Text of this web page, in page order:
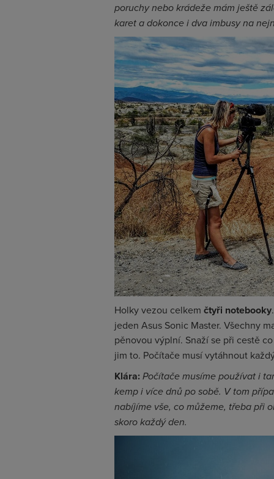
poruchy nebo krádeže mám ještě
karet a dokonce i dva imbusy na
Holky vezou celkem čtyři notebooky
jeden Asus Sonic Master. Všechny
pěnovou výplní. Snaží se při cestě
jim to. Počítače musí vytáhnout
Klára: Počítače musíme používat i
kemp i více dnů po sobě. V tom
nabíjíme vše, co můžeme, třeba při
skoro každý den.